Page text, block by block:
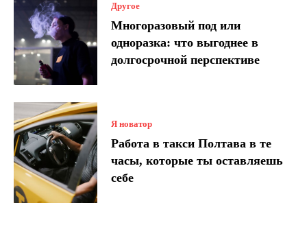
Другое
Многоразовый под или
одноразка: что выгоднее в
долгосрочной перспективе
Я новатор
Работа в такси Полтава в те
часы, которые ты оставляешь
себе